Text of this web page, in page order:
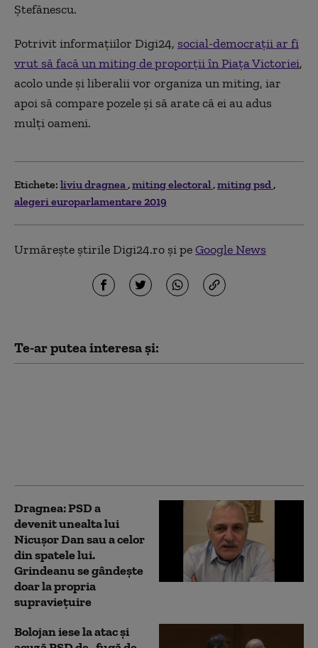
Ştefănescu.
Potrivit informațiilor Digi24, social-democrații ar fi
vrut să facă un miting de proporții în Piața Victoriei,
acolo unde și liberalii vor organiza un miting, iar
apoi să compare pozele și să arate că ei au adus
mulți oameni.
Etichete: liviu dragnea miting electoral miting psd
alegeri europarlamentare 2019
Urmărește știrile Digi24.ro și peGoogle News
Te-ar putea interesa și:
Dragnea: PSD a
devenit unealta lui
Nicuşor Dan sau a celor
din spatele lui.
Grindeanu se gândește
doar la propria
supravieţuire
Bolojan iese la atac și